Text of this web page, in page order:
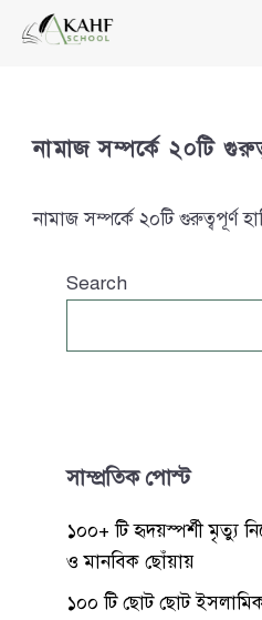
নামাজ সম্পর্কে ২০টি
নামাজ সম্পর্কে ২০টি গুরুত্বপূর্ণ
Search
সাম্প্রতিক পোস্ট
১০০+ টি হৃদয়স্পর্শী মৃত্যু
ও মানবিক ছোঁয়ায়
১০০ টি ছোট ছোট